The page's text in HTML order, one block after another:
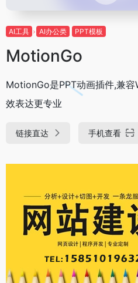
AI工具 AI办公类 PPT模板
MotionGo
MotionGo是PPT动画插件,兼
效表达更专业
链接直达 手机查看